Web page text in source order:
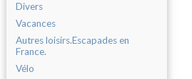
Divers
Vacances
Autres loisirs.Escapades en
France.
Vélo